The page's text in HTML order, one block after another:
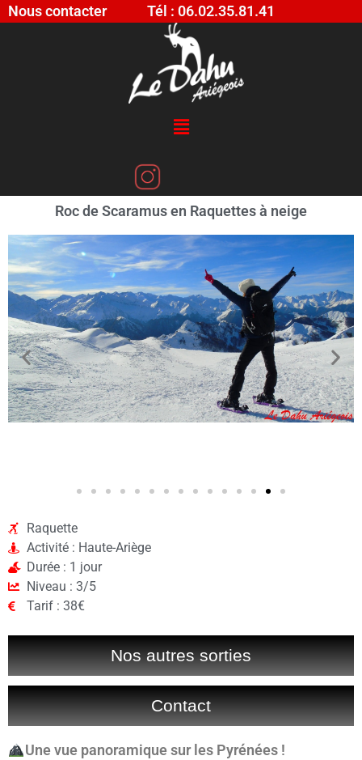
Nous contacter Tél : 06.02.35.81.41
Roc de Scaramus en Raquettes à neige
Raquette
Activité : Haute-Ariège
Durée : 1 jour
Niveau : 3/5
Tarif : 38€
Nos autres sorties
Contact
Une vue panoramique sur les Pyrénées !